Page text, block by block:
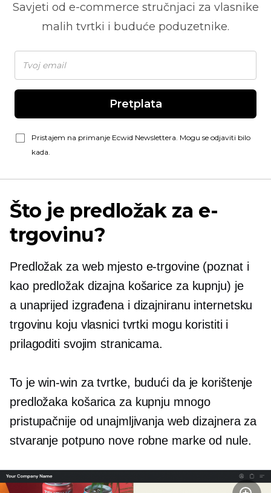
Savjeti od e-commerce stručnjaci za vlasnike
malih tvrtki i buduće poduzetnike.
Pretplata
Pristajem na primanje Ecwid Newslettera. Mogu se odjaviti bilo
kada.
Što je predložak za e-
trgovinu?
Predložak za web mjesto e-trgovine (poznat i
kao predložak dizajna košarice za kupnju) je
a unaprijed izgrađenai dizajniranu internetsku
trgovinu koju vlasnici tvrtki mogu koristiti i
prilagoditi svojim stranicama.
To jewin-win za tvrtke, budući da je korištenje
predložaka košarica za kupnju mnogo
pristupačnije od unajmljivanja web dizajnera za
stvaranje potpuno nove robne marke od nule.